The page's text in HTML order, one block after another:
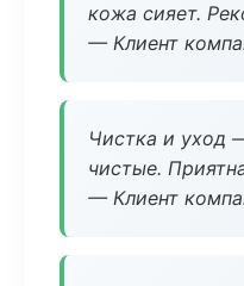
кожа сияет.
— Клиент
Чистка и уход
чистые.
— Клиент